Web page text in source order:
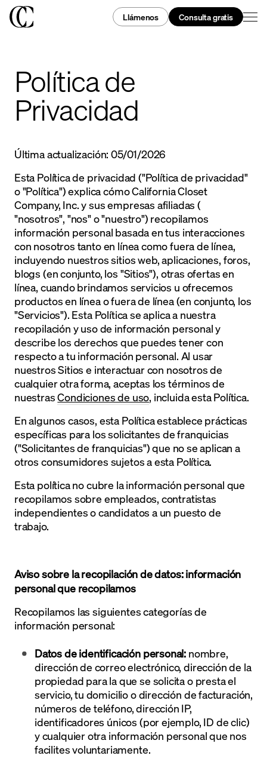
Llámenos Consulta gratis
Política de
Privacidad
Última actualización: 05/01/2026
Esta Política de privacidad ("Política de privacidad"
o "Política") explica cómo California Closet
Company, Inc. y sus empresas afiliadas (
"nosotros", "nos" o "nuestro") recopilamos
información personal basada en tus interacciones
con nosotros tanto en línea como fuera de línea,
incluyendo nuestros sitios web, aplicaciones, foros,
blogs (en conjunto, los "Sitios"), otras ofertas en
línea, cuando brindamos servicios u ofrecemos
productos en línea o fuera de línea (en conjunto, los
"Servicios"). Esta Política se aplica a nuestra
recopilación y uso de información personal y
describe los derechos que puedes tener con
respecto a tu información personal. Al usar
nuestros Sitios e interactuar con nosotros de
cualquier otra forma, aceptas los términos de
nuestrasCondiciones de uso, incluida esta Política.
En algunos casos, esta Política establece prácticas
específicas para los solicitantes de franquicias
("Solicitantes de franquicias") que no se aplican a
otros consumidores sujetos a esta Política.
Esta política no cubre la información personal que
recopilamos sobre empleados, contratistas
independientes o candidatos a un puesto de
trabajo.
Aviso sobre la recopilación de datos: información
personal que recopilamos
Recopilamos las siguientes categorías de
información personal:
Datos de identificación personal: nombre,
dirección de correo electrónico, dirección de la
propiedad para la que se solicita o presta el
servicio, tu domicilio o dirección de facturación,
números de teléfono, dirección IP,
identificadores únicos (por ejemplo, ID de clic)
y cualquier otra información personal que nos
facilites voluntariamente.